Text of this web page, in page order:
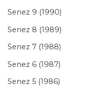
Senez 9 (1990)
Senez 8 (1989)
Senez 7 (1988)
Senez 6 (1987)
Senez 5 (1986)